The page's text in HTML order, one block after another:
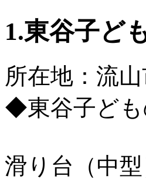
1.東谷子ど
所在地：流
◆東谷子ども
滑り台（中型